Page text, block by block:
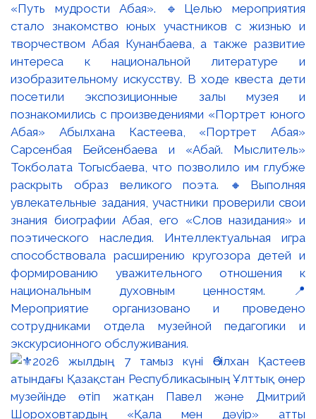
«Путь мудрости Абая». 🔹Целью мероприятия
стало знакомство юных участников с жизнью и
творчеством Абая Кунанбаева, а также развитие
интереса к национальной литературе и
изобразительному искусству. В ходе квеста дети
посетили экспозиционные залы музея и
познакомились с произведениями «Портрет юного
Абая» Абылхана Кастеева, «Портрет Абая»
Сарсенбая Бейсенбаева и «Абай. Мыслитель»
Токболата Тогысбаева, что позволило им глубже
раскрыть образ великого поэта. 🔸Выполняя
увлекательные задания, участники проверили свои
знания биографии Абая, его «Слов назидания» и
поэтического наследия. Интеллектуальная игра
способствовала расширению кругозора детей и
формированию уважительного отношения к
национальным духовным ценностям. 📍
Мероприятие организовано и проведено
сотрудниками отдела музейной педагогики и
экскурсионного обслуживания.